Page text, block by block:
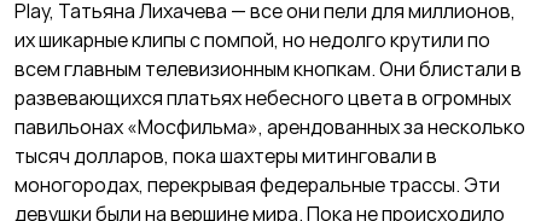
Play, Татьяна Лихачева — все они пели для миллионов,
их шикарные клипы с помпой, но недолго крутили по
всем главным телевизионным кнопкам. Они блистали в
развевающихся платьях небесного цвета в огромных
павильонах «Мосфильма», арендованных за несколько
тысяч долларов, пока шахтеры митинговали в
моногородах, перекрывая федеральные трассы. Эти
девушки были на вершине мира. Пока не происходило